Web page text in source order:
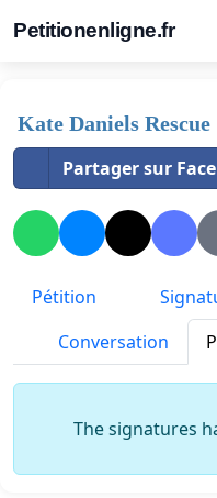
Petitionenligne.fr
Kate Daniels Rescue
Partager sur
Pétition
Conversation
The signatures